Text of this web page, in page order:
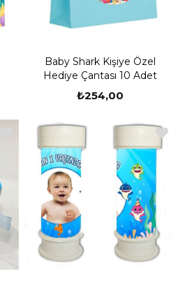
Baby Shark Kişiye Özel
Hediye Çantası 10 Adet
₺254,00